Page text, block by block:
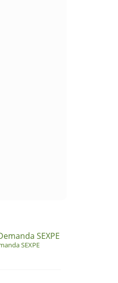
SEXPE
SEXPE